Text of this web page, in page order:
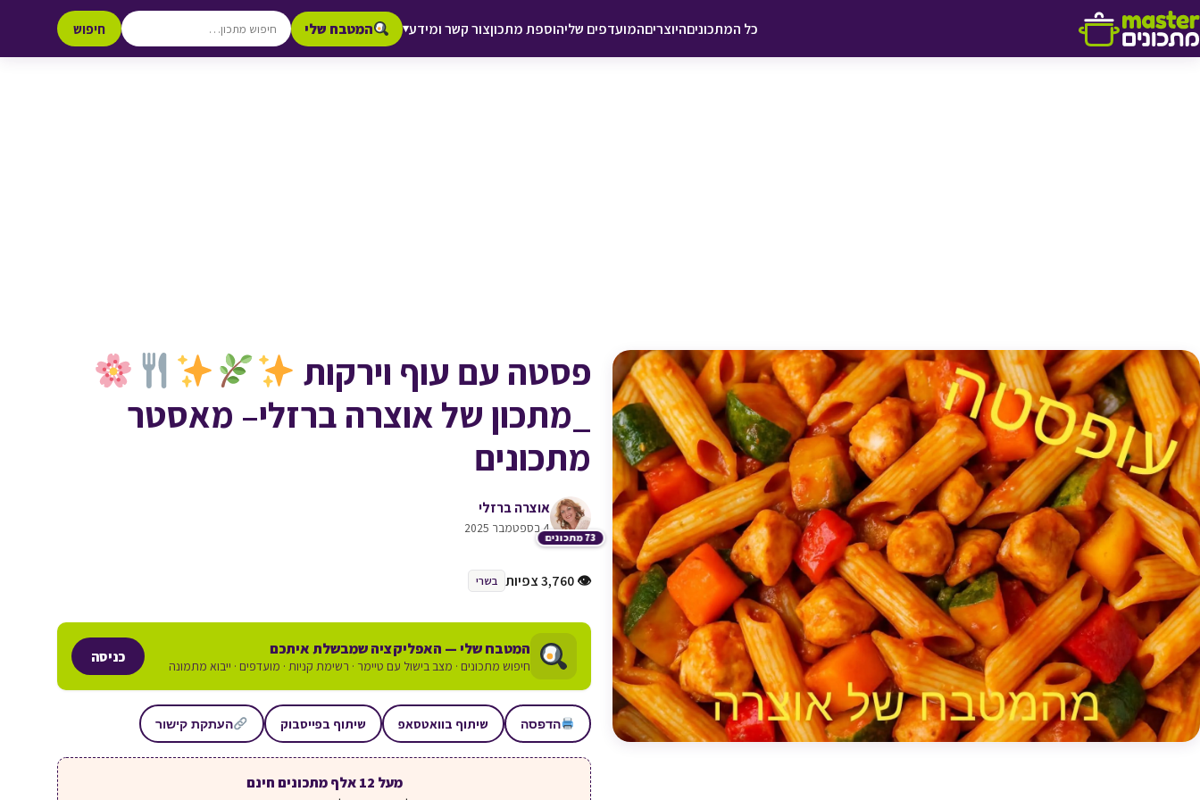
דלג לתוכן
כל המתכוניםהיוצריםהמועדפים שליהוספת מתכוןצור קשר ומידע▾ המטבח שלי חיפוש
פסטה עם עוף וירקות
_מתכון של אוצרה ברזלי– מאסטר
מתכונים
73 מתכונים
אוצרה ברזלי
4 בספטמבר 2025
♥ הוספה
👁 3,760 צפיות בשרי
המטבח שלי — האפליקציה שמבשלת איתכם
חיפוש מתכונים · מצב בישול עם טיימר · רשימת קניות · מועדפים · ייבוא מתמונה
כניסה
הדפסה שיתוף בוואטסאפ שיתוף בפייסבוק העתקת קישור
מעל 12 אלף מתכונים חינם